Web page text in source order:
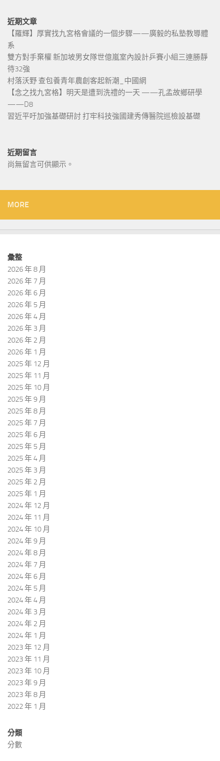
近期文章
【羅輝】厚實找九宮格會議的一個步驟——廣毅的私塾教導體
系
雙方對手棄權 新加坡男女隊世億嵐室內設計乒賽小組三連勝靜
待32強
村落沃野 查包養青年農創客起新潮_中國網
【念之找九宮格】明天是遭到洗禮的一天 ——孔孟故鄉研學
——D8
習近平吁加強基礎研討 打牢科技強國建秀傳醫院巡檢設基礎
近期留言
尚無留言可供顯示。
MORE
彙整
2026 年 8 月
2026 年 7 月
2026 年 6 月
2026 年 5 月
2026 年 4 月
2026 年 3 月
2026 年 2 月
2026 年 1 月
2025 年 12 月
2025 年 11 月
2025 年 10 月
2025 年 9 月
2025 年 8 月
2025 年 7 月
2025 年 6 月
2025 年 5 月
2025 年 4 月
2025 年 3 月
2025 年 2 月
2025 年 1 月
2024 年 12 月
2024 年 11 月
2024 年 10 月
2024 年 9 月
2024 年 8 月
2024 年 7 月
2024 年 6 月
2024 年 5 月
2024 年 4 月
2024 年 3 月
2024 年 2 月
2024 年 1 月
2023 年 12 月
2023 年 11 月
2023 年 10 月
2023 年 9 月
2023 年 8 月
2022 年 1 月
分類
分數